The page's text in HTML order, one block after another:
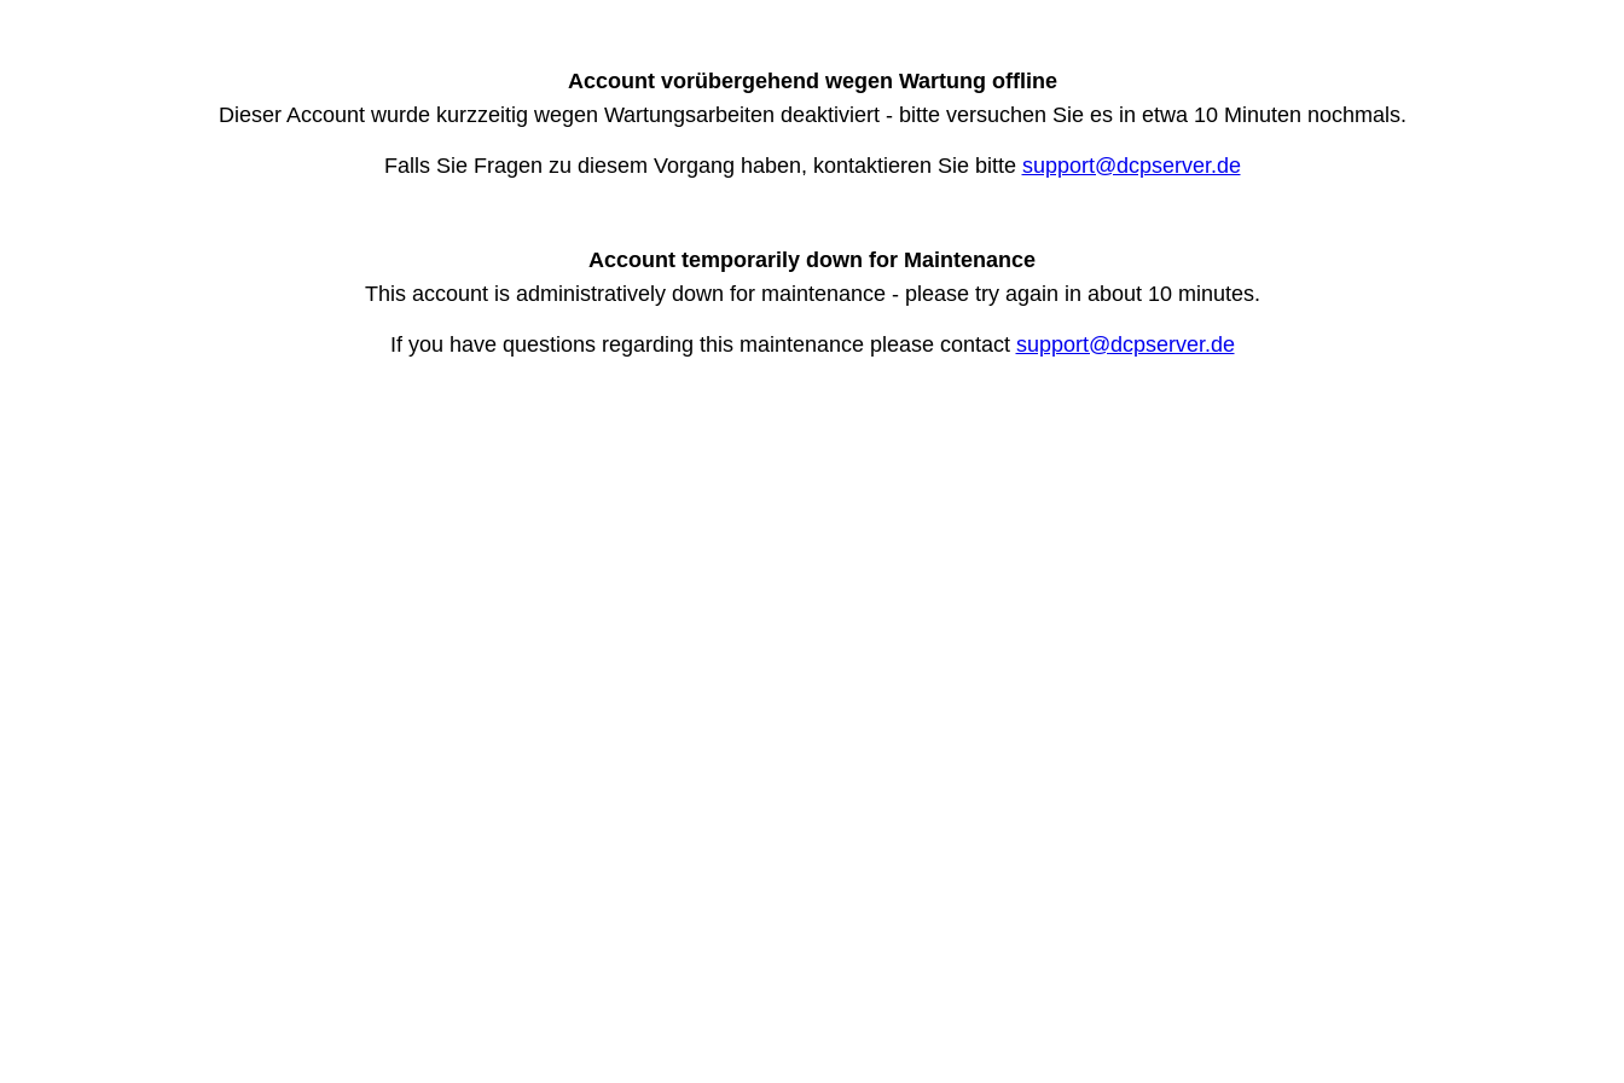
Account vorübergehend wegen Wartung offline
Dieser Account wurde kurzzeitig wegen Wartungsarbeiten deaktiviert - bitte versuchen Sie es in etwa 10 Minuten nochmals.
Falls Sie Fragen zu diesem Vorgang haben, kontaktieren Sie bitte support@dcpserver.de
Account temporarily down for Maintenance
This account is administratively down for maintenance - please try again in about 10 minutes.
If you have questions regarding this maintenance please contact support@dcpserver.de